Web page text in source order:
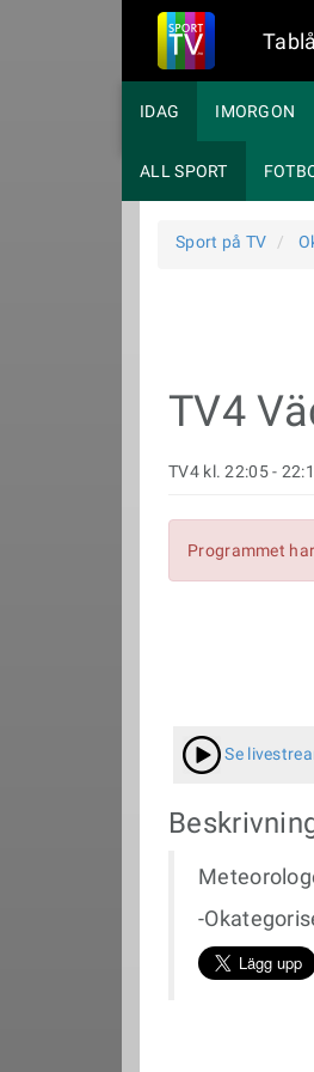
Tablå
IDAG IMORGON
ALL SPORT
Sport på TV
TV4
TV4 kl. 22:05 -
Programmet
Se
-